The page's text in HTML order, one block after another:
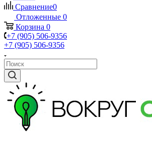
Сравнение0
Отложенные 0
Корзина 0
+7 (905) 506-9356
+7 (905) 506-9356